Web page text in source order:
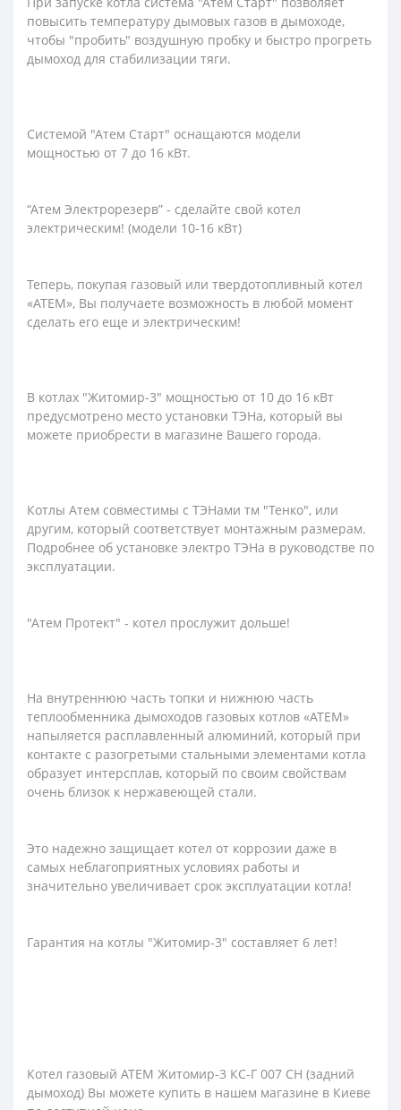
повысить температуру дымовых газов в дымоходе,
чтобы "пробить" воздушную пробку и быстро прогреть
дымоход для стабилизации тяги.
Системой "Атем Старт" оснащаются модели
мощностью от 7 до 16 кВт.
“Атем Электрорезерв” - сделайте свой котел
электрическим! (модели 10-16 кВт)
Теперь, покупая газовый или твердотопливный котел
«АТЕМ», Вы получаете возможность в любой момент
сделать его еще и электрическим!
В котлах "Житомир-3" мощностью от 10 до 16 кВт
предусмотрено место установки ТЭНа, который вы
можете приобрести в магазине Вашего города.
Котлы Атем совместимы с ТЭНами тм "Тенко", или
другим, который соответствует монтажным размерам.
Подробнее об установке электро ТЭНа в руководстве по
эксплуатации.
"Атем Протект" - котел прослужит дольше!
На внутреннюю часть топки и нижнюю часть
теплообменника дымоходов газовых котлов «АТЕМ»
напыляется расплавленный алюминий, который при
контакте с разогретыми стальными элементами котла
образует интерсплав, который по своим свойствам
очень близок к нержавеющей стали.
Это надежно защищает котел от коррозии даже в
самых неблагоприятных условиях работы и
значительно увеличивает срок эксплуатации котла!
Гарантия на котлы "Житомир-3" составляет 6 лет!
Котел газовый АТЕМ Житомир-3 КС-Г 007 СН (задний
дымоход) Вы можете купить в нашем магазине в Киеве